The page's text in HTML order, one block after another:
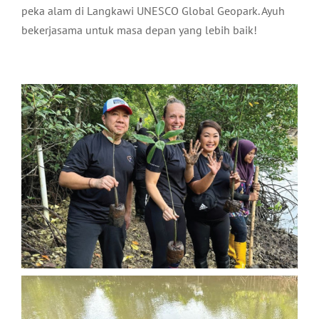
peka alam di Langkawi UNESCO Global Geopark. Ayuh
bekerjasama untuk masa depan yang lebih baik!